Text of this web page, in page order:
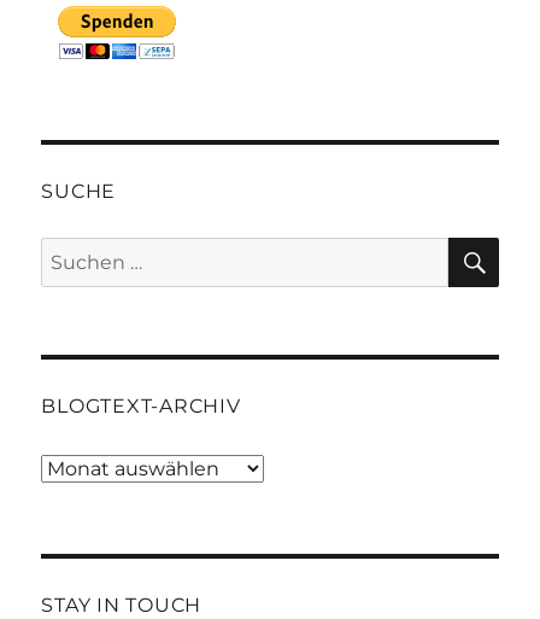
SUCHE
Suchen
nach:
BLOGTEXT-ARCHIV
Blogtext-
STAY IN TOUCH